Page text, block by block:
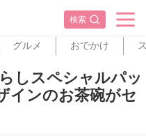
検索
グルメ おでかけ
しスペシャルパッ
インのお茶碗がセ